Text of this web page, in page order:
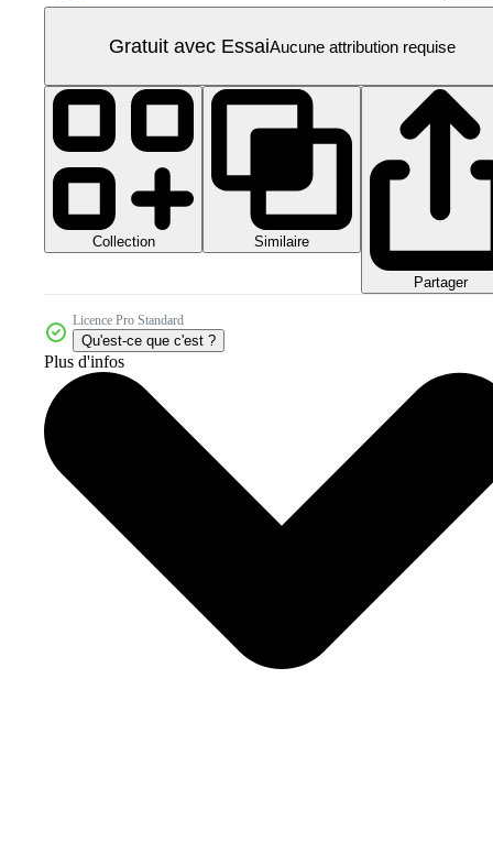
Gratuit avec EssaiAucune attribution requise
Collection Similaire
Partager
Licence Pro Standard
Qu'est-ce que c'est ?
Plus d'infos